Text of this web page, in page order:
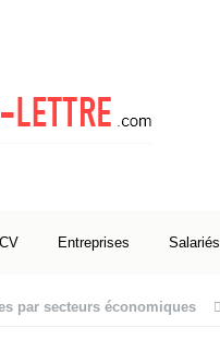
Entreprises Salariés
par secteurs économiques